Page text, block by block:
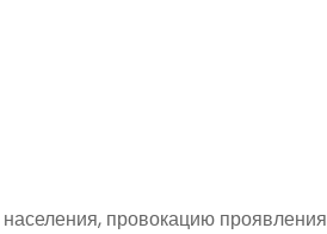
провокацию проявления